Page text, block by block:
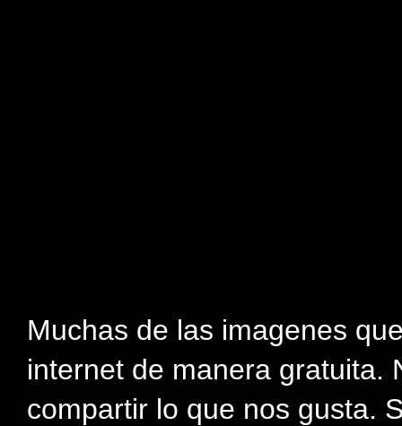
Muchas de las imagenes
internet de manera gratuita.
compartir lo que nos gusta.